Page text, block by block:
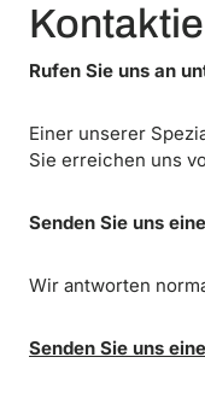
Rufen Sie uns an
Einer unserer
Sie erreichen uns
Senden Sie uns
Wir antworten
Senden Sie uns